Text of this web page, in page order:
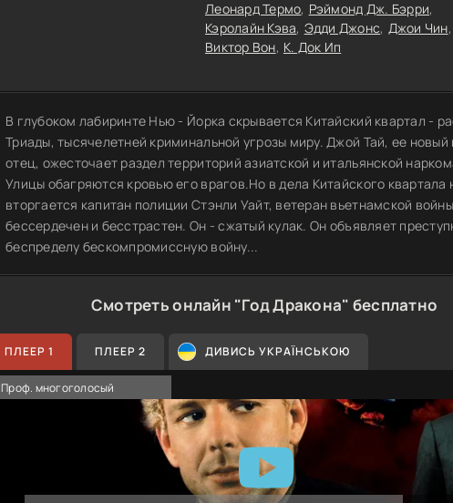
Леонард Термо Рэймонд Дж. Бэрри
Кэролайн Кэва Эдди Джонс Джои Чин
Виктор Вон К. Док Ип
В глубоком лабиринте Нью - Йорка скрывается Китайский квартал -
Триады, тысячелетней криминальной угрозы миру. Джой Тай, ее новый
отец, ожесточает раздел территорий азиатской и итальянской
Улицы обагряются кровью его врагов.Но в дела Китайского квартала
вторгается капитан полиции Стэнли Уайт, ветеран вьетнамской
бессердечен и бесстрастен. Он - сжатый кулак. Он объявляет
беспределу бескомпромиссную войну...
Смотреть онлайн "Год Дракона" бесплатно
ПЛЕЕР 1 ПЛЕЕР 2 ДИВИСЬ УКРАЇНСЬКОЮ
Проф. многоголосый